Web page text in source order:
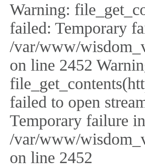
Warning:
failed: Temporary
/var/www/
on line 2452
failed to open
Temporary failure
/var/www/
on line 2452